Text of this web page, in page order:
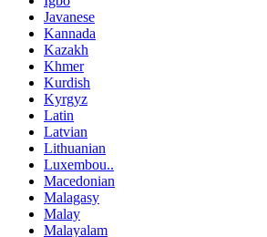
Javanese
Kannada
Kazakh
Khmer
Kurdish
Kyrgyz
Latin
Latvian
Lithuanian
Luxembou..
Macedonian
Malagasy
Malay
Malayalam